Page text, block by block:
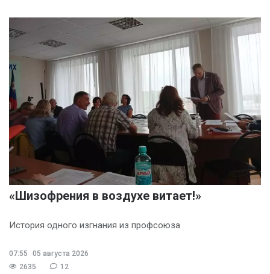
«Шизофрения в воздухе витает!»
История одного изгнания из профсоюза
07:55
05 августа 2026
2635
12